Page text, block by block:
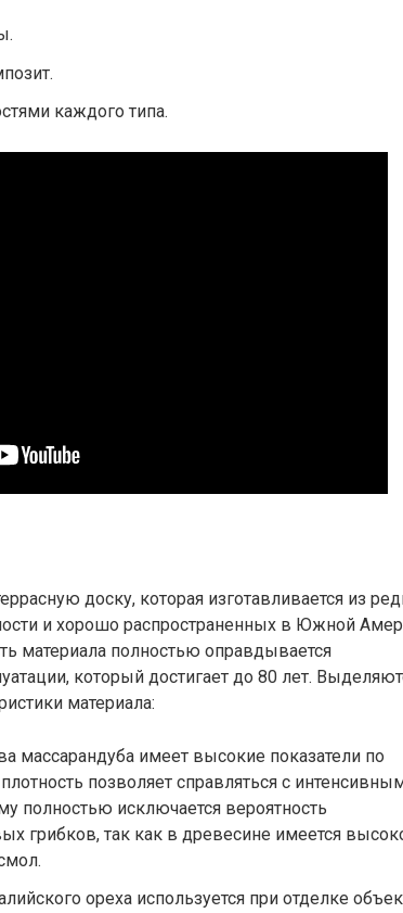
каждого типа.
доску, которая изготавливается из
и хорошо распространенных в Южной
материала полностью оправдывается
который достигает до 80 лет.
материала:
массарандуба имеет высокие показатели по
позволяет справляться с
полностью исключается вероятность
грибков, так как в древесине имеется
ореха используется при отделке